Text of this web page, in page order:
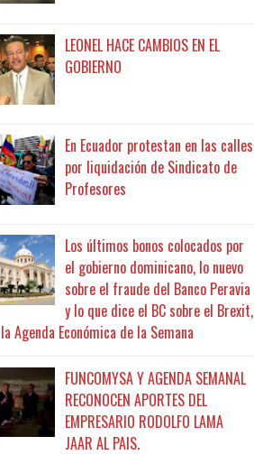
LEONEL HACE CAMBIOS EN EL
GOBIERNO
En Ecuador protestan en las calles
por liquidación de Sindicato de
Profesores
Los últimos bonos colocados por
el gobierno dominicano, lo nuevo
sobre el fraude del Banco Peravia
y lo que dice el BC sobre el Brexit,
Agenda Económica de la Semana
FUNCOMYSA Y AGENDA SEMANAL
RECONOCEN APORTES DEL
EMPRESARIO RODOLFO LAMA
JAAR AL PAIS.